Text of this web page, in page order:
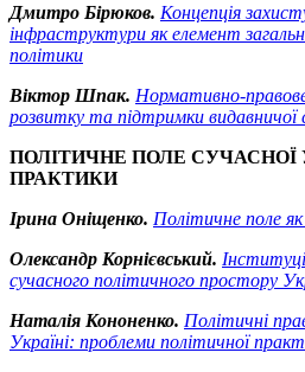
Дмитро Бірюков. Концепція
інфраструктури як елемент
політики
Віктор Шпак. Нормативно-правове
розвитку та підтримки видавничої
ПОЛІТИЧНЕ ПОЛЕ СУЧАСНОЇ
ПРАКТИКИ
Ірина Оніщенко. Політичне поле
Олександр Корнієвський.
сучасного політичного простору
Наталія Кононенко. Політичні
Україні: проблеми політичної